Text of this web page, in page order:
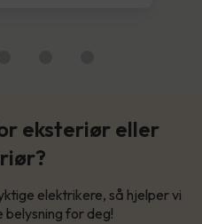
eksteriør eller
elektrikere, så hjelper vi
belysning for deg!